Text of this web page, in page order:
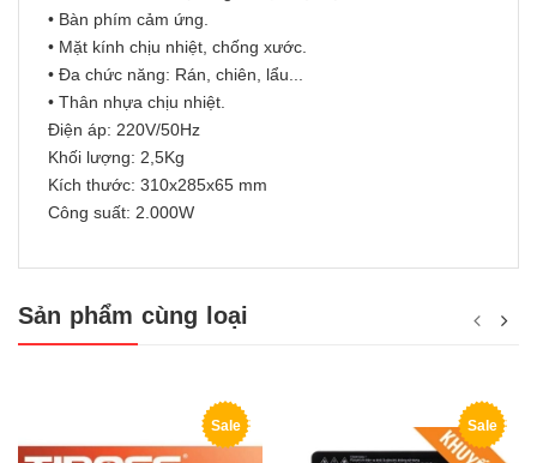
• Bàn phím cảm ứng.
• Mặt kính chịu nhiệt, chống xước.
• Đa chức năng: Rán, chiên, lẩu...
• Thân nhựa chịu nhiệt.
Điện áp: 220V/50Hz
Khối lượng: 2,5Kg
Kích thước: 310x285x65 mm
Công suất: 2.000W
Sản phẩm cùng loại
Sale Sale